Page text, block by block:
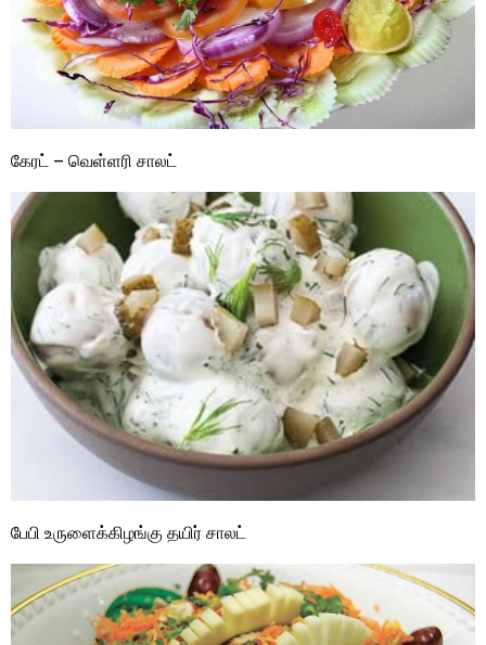
கேரட் – வெள்ளரி சாலட்
பேபி உருளைக்கிழங்கு தயிர் சாலட்